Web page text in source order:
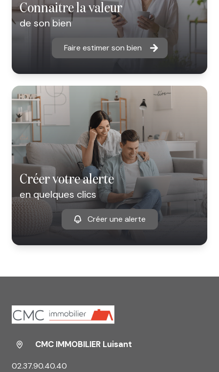
connaitre la valeur
de son bien
Faire estimer son bien
créer votre alerte
en quelques clics
Créer une alerte
CMC IMMOBILIER Luisant
02.37.90.40.40